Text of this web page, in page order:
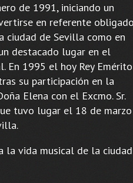
de 1991, iniciando un
en referente obligado
ciudad de Sevilla como en
destacado lugar en el
En 1995 el hoy Rey Emérito
su participación en la
Elena con el Excmo. Sr.
tuvo lugar el 18 de marzo
la vida musical de la ciudad